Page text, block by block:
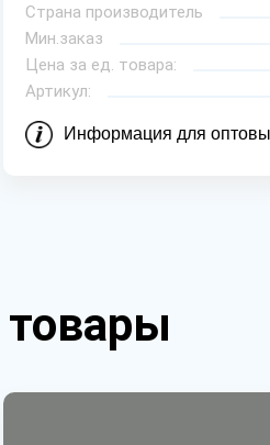
Страна производитель
Мин.заказ
Цена за ед. товара:
Артикул:
Информация для